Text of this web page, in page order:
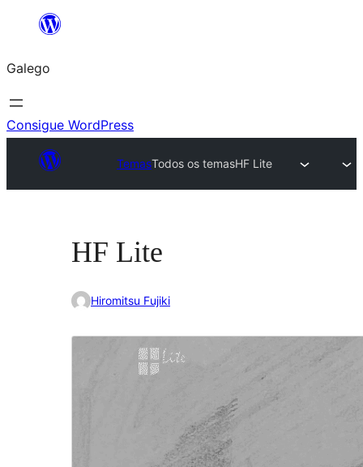
Saltar
contido
Galego
Consigue WordPress
TemasTodos os temasHF Lite
HF Lite
Hiromitsu Fujiki